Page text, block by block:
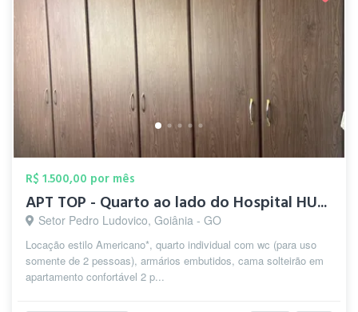
R$ 1.500,00 por mês
APT TOP - Quarto ao lado do Hospital HU...
Setor Pedro Ludovico, Goiânia - GO
Locação estilo Americano*, quarto individual com wc (para uso
somente de 2 pessoas), armários embutidos, cama solteirão em
apartamento confortável 2 p...